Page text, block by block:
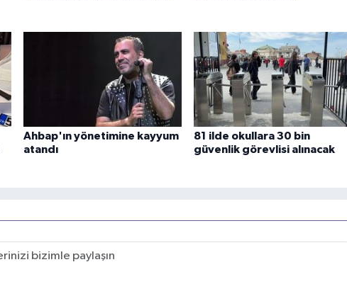
Ahbap'ın yönetimine kayyum
atandı
81 ilde okullara 30 bin
güvenlik görevlisi alınacak